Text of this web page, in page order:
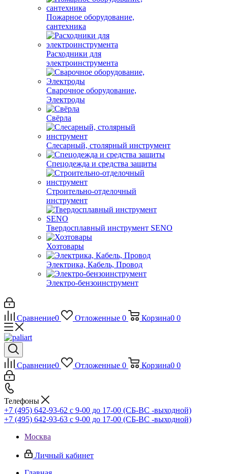
Пожарное оборудование,
сантехника
Расходники для
электроинструмента
Сварочное оборудование,
Электроды
Свёрла
Слесарный, столярный инструмент
Спецодежда и средства защиты
Строительно-отделочный
инструмент
Твердосплавный инструмент SENO
Хозтовары
Электрика, Кабель, Провод
Электро-бензоинструмент
Сравнение0 Отложенные 0 Корзина0 0
Сравнение0 Отложенные 0 Корзина0 0
Телефоны
+7 (495) 642-93-62 c 9-00 до 17-00 (СБ-ВС -выходной)
+7 (495) 642-93-63 c 9-00 до 17-00 (СБ-ВС -выходной)
Москва
Личный кабинет